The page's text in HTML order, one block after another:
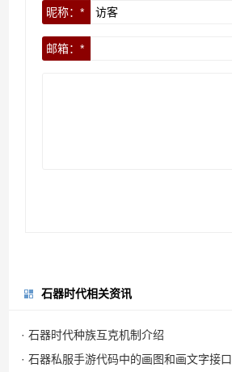
昵称：*
邮箱：*
石器时代相关资讯
· 石器时代种族互克机制介绍
· 石器私服手游代码中的画图和画文字接口